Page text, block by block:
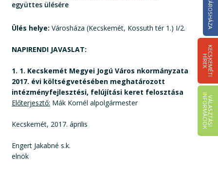
VÁROSHÁZA
K
E
C
S
K
E
M
É
T
I
HÍ
R
E
K
V
Á
L
A
S
Z
T
Á
S
I
IN
F
O
R
M
Á
C
I
Ó
K
együttes ülésére
Ülés helye: Városháza (Kecskemét, Kossuth tér 1.) I/2.
NAPIRENDI JAVASLAT:
1. 1. Kecskemét Megyei Jogú Város nkormányzata
2017. évi költségvetésében meghatározott
intézményfejlesztési, felújítási keret felosztása
Előterjesztő: Mák Kornél alpolgármester
Kecskemét, 2017. április
Engert Jakabné s.k.
elnök